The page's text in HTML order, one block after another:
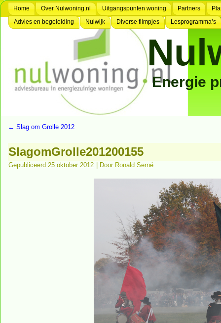
Home Over Nulwoning.nl Uitgangspunten woning Partners
Advies en begeleiding
Nulwijk Diverse filmpjes Lesprogramma’s
Energie
← Slag om Grolle 2012
SlagomGrolle201200155
Gepubliceerd 25 oktober 2012 Door Ronald Serné